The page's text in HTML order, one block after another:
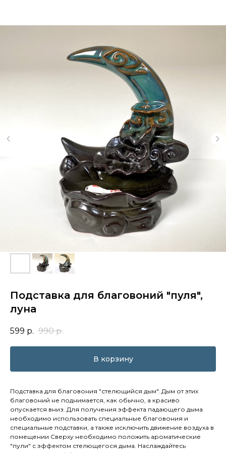
Подставка для благовоний "пуля",
луна
599 р. 990 р.
В корзину
Подставка для благовония "стелющийся дым". Дым от этих
благовоний не поднимается, как обычно, а красиво
опускается вниз. Для получения эффекта падающего дыма
необходимо использовать специальные благовония и
специальные подставки, а также исключить движение воздуха в
помещении Сверху необходимо положить ароматические
"пули" с эффектом стелющегося дыма. Наслаждайтесь